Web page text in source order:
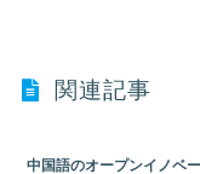
関連記事
中国語のオープンイノベ